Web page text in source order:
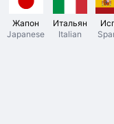
Жапон
Japanese
Итальян
Italian